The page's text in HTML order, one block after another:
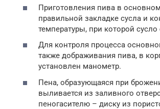
Приготовления пива в
правильной закладке сусла и
температуры, при которой сусло
Для контроля процесса
также дображивания пива, в
установлен манометр.
Пена, образующаяся при
выливается из заливного
пеногасителю – диску из